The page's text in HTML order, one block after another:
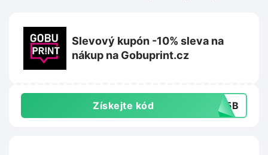
Slevový kupón -10% sleva na
nákup na Gobuprint.cz
Získejte kód 485B